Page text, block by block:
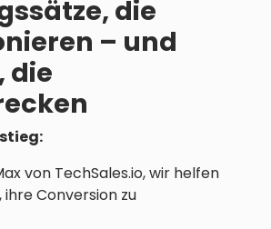
die
– und
die
von TechSales.io, wir helfen
ihre Conversion zu